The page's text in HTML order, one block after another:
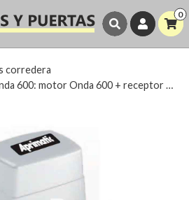
0
corredera
Kit Aprimatic Motor Onda 600: motor Onda 600 + receptor + 2 telemandos